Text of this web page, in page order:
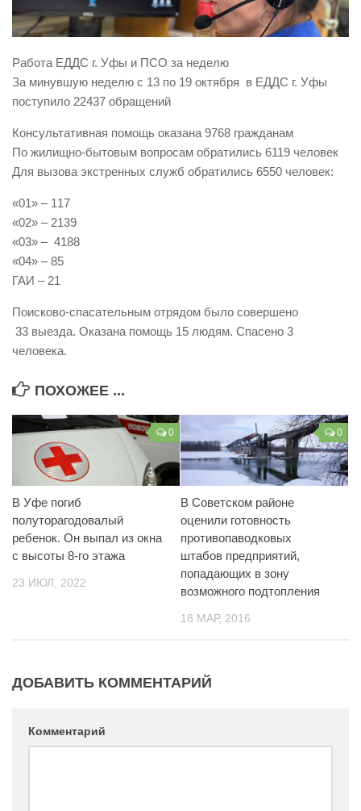
Виды деятельности
Оказание платных образовательных услуг
УГЗ рекомендует
Памятки населению
Как стать спасателем
СМИ о нас
Конкурсы
Обращения
Контакты
Вакансии
Работа ЕДДС г. Уфы и ПСО за неделю
За минувшую неделю с 13 по 19 октября в ЕДДС г. Уфы
поступило 22437 обращений
Консультативная помощь оказана 9768 гражданам
По жилищно-бытовым вопросам обратились 6119 человек
Для вызова экстренных служб обратились 6550 человек:
«01» – 117
«02» – 2139
«03» – 4188
«04» – 85
ГАИ – 21
Поисково-спасательным отрядом было совершено
33 выезда. Оказана помощь 15 людям. Спасено 3
человека.
ПОХОЖЕЕ ...
0
В Уфе погиб
полуторагодовалый
ребенок. Он выпал из окна
с высоты 8-го этажа
23 ИЮЛ, 2022
0
В Советском районе
оценили готовность
противопаводковых
штабов предприятий,
попадающих в зону
возможного подтопления
18 МАР, 2016
ДОБАВИТЬ КОММЕНТАРИЙ
Комментарий